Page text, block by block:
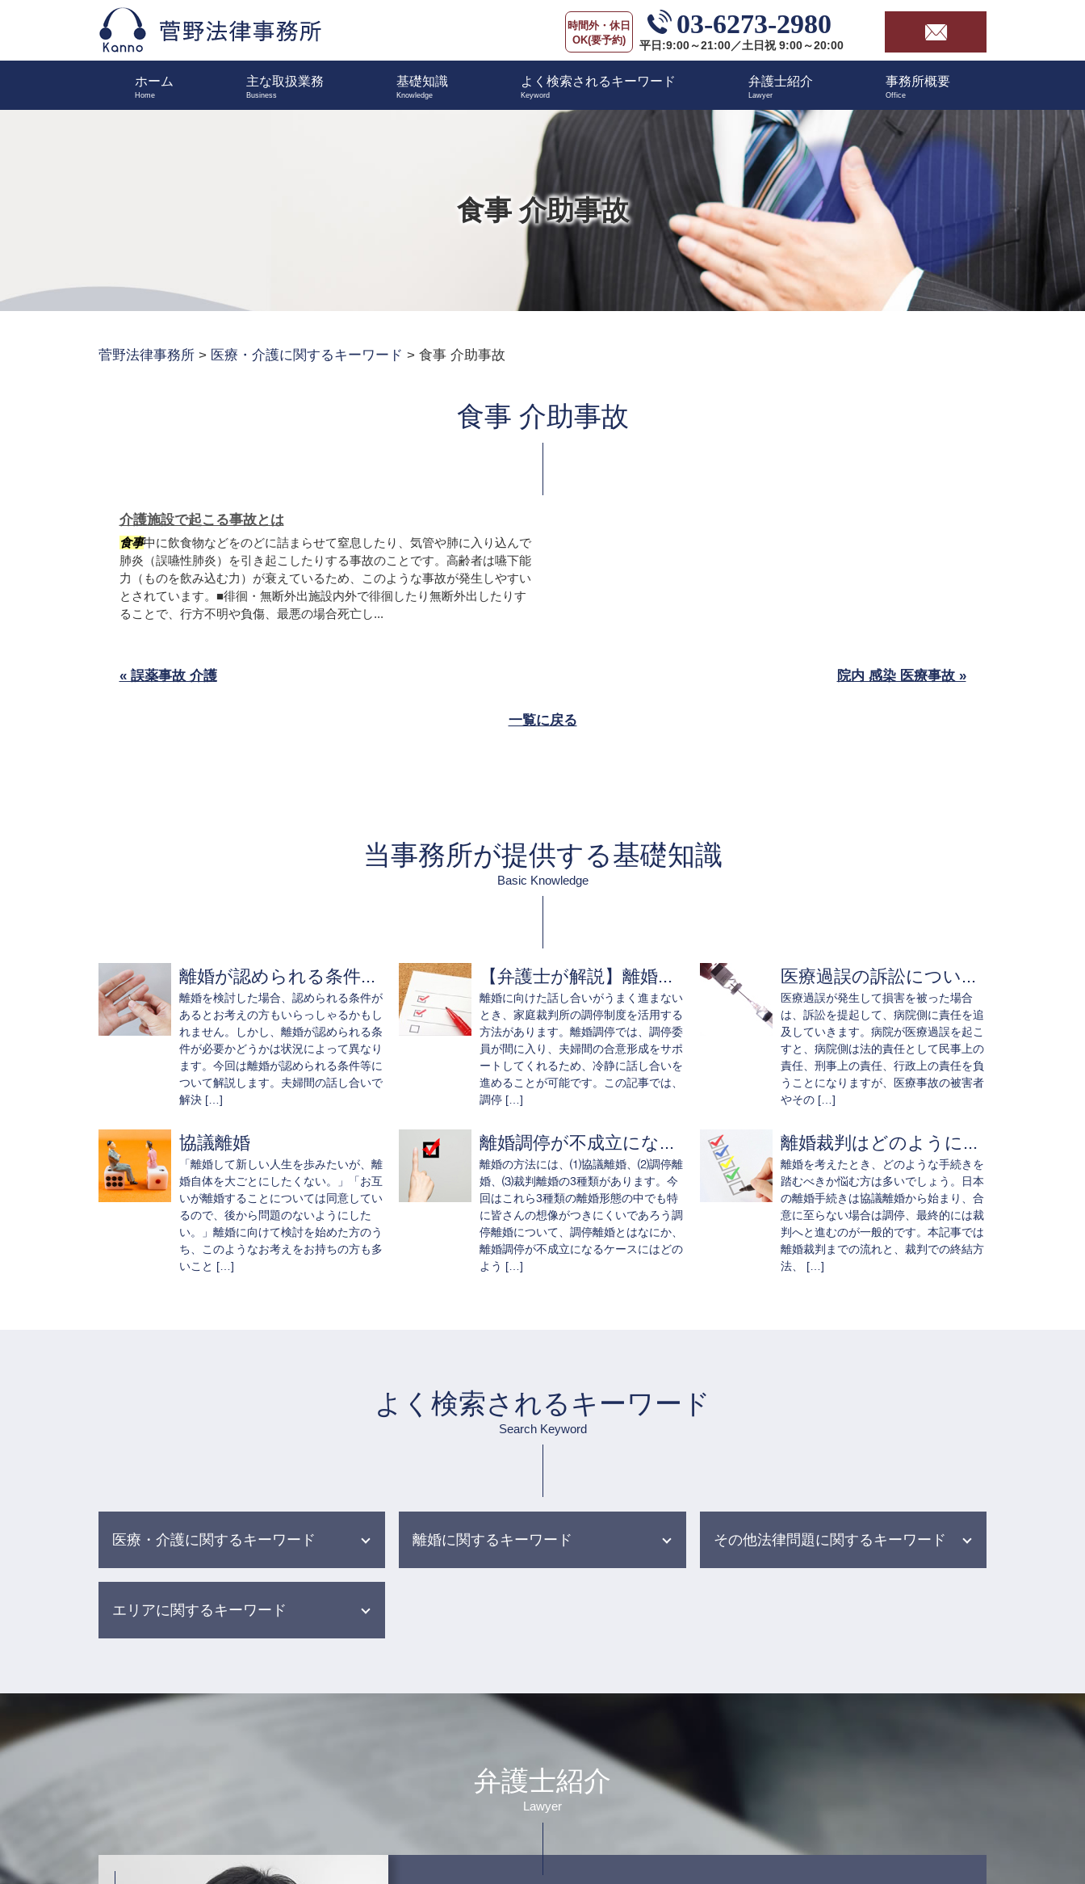
食事 介助事故
時間外・休日
OK(要予約)
03-6273-2980
平日:9:00～21:00／土日祝 9:00～20:00
ホーム 主な取扱業務 基礎知識 よく検索されるキーワード 弁護士紹介 事務所概要
菅野法律事務所 > 医療・介護に関するキーワード > 食事 介助事故
食事 介助事故
介護施設で起こる事故とは
食事中に飲食物などをのどに詰まらせて窒息したり、気管や肺に入り込んで
肺炎（誤嚥性肺炎）を引き起こしたりする事故のことです。高齢者は嚥下能
力（ものを飲み込む力）が衰えているため、このような事故が発生しやすい
とされています。■徘徊・無断外出施設内外で徘徊したり無断外出したりす
ることで、行方不明や負傷、最悪の場合死亡し...
« 誤薬事故 介護 院内 感染 医療事故 »
一覧に戻る
当事務所が提供する基礎知識
Basic Knowledge
離婚が認められる条件...
離婚を検討した場合、認められる条件が
あるとお考えの方もいらっしゃるかもし
れません。しかし、離婚が認められる条
件が必要かどうかは状況によって異なり
ます。今回は離婚が認められる条件等に
ついて解説します。夫婦間の話し合いで
解決 […]
【弁護士が解説】離婚...
離婚に向けた話し合いがうまく進まない
とき、家庭裁判所の調停制度を活用する
方法があります。離婚調停では、調停委
員が間に入り、夫婦間の合意形成をサポ
ートしてくれるため、冷静に話し合いを
進めることが可能です。この記事では、
調停 […]
医療過誤の訴訟につい...
医療過誤が発生して損害を被った場合
は、訴訟を提起して、病院側に責任を追
及していきます。病院が医療過誤を起こ
すと、病院側は法的責任として民事上の
責任、刑事上の責任、行政上の責任を負
うことになりますが、医療事故の被害者
やその […]
協議離婚
「離婚して新しい人生を歩みたいが、離
婚自体を大ごとにしたくない。」「お互
いが離婚することについては同意してい
るので、後から問題のないようにした
い。」離婚に向けて検討を始めた方のう
ち、このようなお考えをお持ちの方も多
いこと […]
離婚調停が不成立にな...
離婚の方法には、⑴協議離婚、⑵調停離
婚、⑶裁判離婚の3種類があります。今
回はこれら3種類の離婚形態の中でも特
に皆さんの想像がつきにくいであろう調
停離婚について、調停離婚とはなにか、
離婚調停が不成立になるケースにはどの
よう […]
離婚裁判はどのように...
離婚を考えたとき、どのような手続きを
踏むべきか悩む方は多いでしょう。日本
の離婚手続きは協議離婚から始まり、合
意に至らない場合は調停、最終的には裁
判へと進むのが一般的です。本記事では
離婚裁判までの流れと、裁判での終結方
法、 […]
よく検索されるキーワード
Search Keyword
医療・介護に関するキーワード
高齢者 施設 事故
医療事故 医療過誤 医療ミス 違い
医療過誤 調査
介護現場での事故
誤薬事故 介護
離婚に関するキーワード
離婚調停 流れ
養育費 公正証書
財産分与 親からの贈与
面会交流 裁判所
親権 父親 勝ち取る
財産分与 調停
調停中 面会
財産分与 対象にならないもの
その他法律問題に関するキーワード
労働問題 慰謝料
交通事故 後遺障害 慰謝料
弁護士 労働問題
エリアに関するキーワード
債務整理 相談 弁護士 杉並区
相続 相談 弁護士 杉並区
弁護士紹介
Lawyer